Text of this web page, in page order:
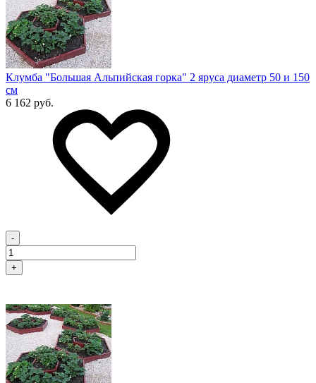
Клумба "Большая Альпийская горка" 2 яруса диаметр 50 и 150
см
6 162 руб.
-
+